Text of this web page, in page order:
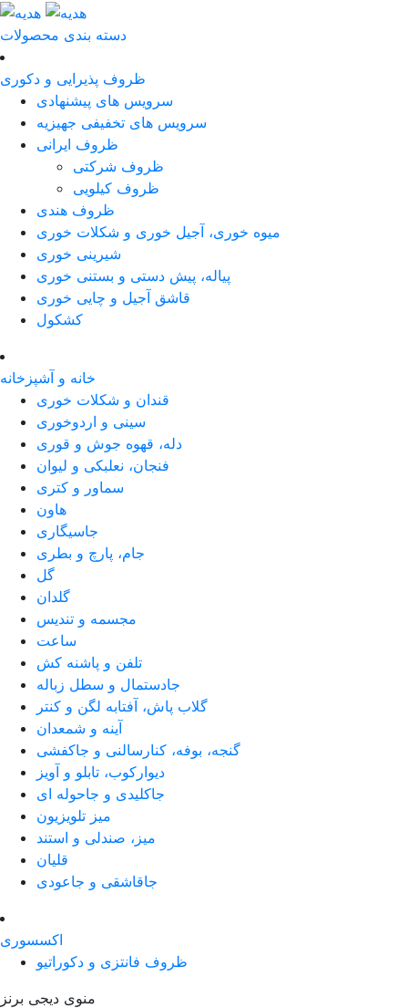
دسته بندی محصولات
ظروف پذیرایی و دکوری
سرویس های پیشنهادی
سرویس های تخفیفی جهیزیه
ظروف ایرانی
ظروف شرکتی
ظروف کیلویی
ظروف هندی
میوه خوری، آجیل خوری و شکلات خوری
شیرینی خوری
پیاله، پیش دستی و بستنی خوری
قاشق آجیل و چایی خوری
کشکول
خانه و آشپزخانه
قندان و شکلات خوری
سینی و اردوخوری
دله، قهوه جوش و قوری
فنجان، نعلبکی و لیوان
سماور و کتری
هاون
جاسیگاری
جام، پارچ و بطری
گل
گلدان
مجسمه و تندیس
ساعت
تلفن و پاشنه کش
جادستمال و سطل زباله
گلاب پاش، آفتابه لگن و کنتر
آینه و شمعدان
گنجه، بوفه، کنارسالنی و جاکفشی
دیوارکوب، تابلو و آویز
جاکلیدی و جاحوله ای
میز تلویزیون
میز، صندلی و استند
قلیان
جاقاشقی و جاعودی
اکسسوری
ظروف فانتزی و دکوراتیو
منوی دیجی برنز